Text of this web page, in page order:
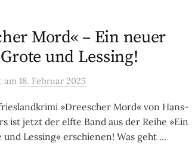
Mord« – Ein neuer
und Lessing!
am 18. Februar 2025
»Dreescher Mord« von Hans-
ist jetzt der elfte Band aus der Reihe »Ein
und Lessing« erschienen! Was geht ...